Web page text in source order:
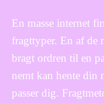
En masse internet
fragttyper. En af de
bragt ordren til en
nemt kan hente din
passer dig.